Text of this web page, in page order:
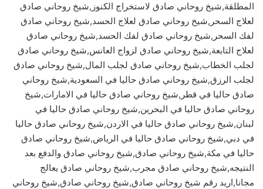
المطلقة,شيخ روحاني صادق لاستخراج الكنوز,شيخ روحاني صادق
لعلاج السحر,شيخ روحاني صادق لعلاج الحسد,شيخ روحاني صادق
لفك السحر,شيخ روحاني صادق لفك الحسد,شيخ روحاني صادق
لعلاج التابعة,شيخ روحاني صادق لزواج العانس,شيخ روحاني صادق
لجلب الخطاب,شيخ روحاني صادق لجلب المال,شيخ روحاني صادق
لجلب الرزق,شيخ روحاني صادق حاليا في السعودية,شيخ روحاني
صادق حاليا في قطر,شيخ روحاني صادق حاليا في الامارات,شيخ
روحاني صادق حاليا في البحرين,شيخ روحاني صادق حاليا في
لبنان,شيخ روحاني صادق حاليا في الاردن,شيخ روحاني صادق حاليا
في دبي,شيخ روحاني صادق حاليا في الرياض,شيخ روحاني صادق
حاليا في مكة,شيخ روحاني صادق,شيخ روحاني صادق والدفع بعد
النتيجه,شيخ روحاني صادق مجرب,شيخ روحاني صادق يعالج
مجانا,اريد رقم شيخ روحاني صادق,شيخ روحاني صادق,شيخ روحاني